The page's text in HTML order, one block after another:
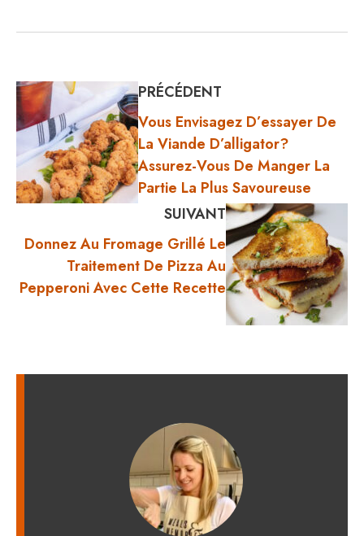
PRÉCÉDENT
Vous Envisagez D’essayer De
La Viande D’alligator?
Assurez-Vous De Manger La
Partie La Plus Savoureuse
SUIVANT
Donnez Au Fromage Grillé Le
Traitement De Pizza Au
Pepperoni Avec Cette Recette